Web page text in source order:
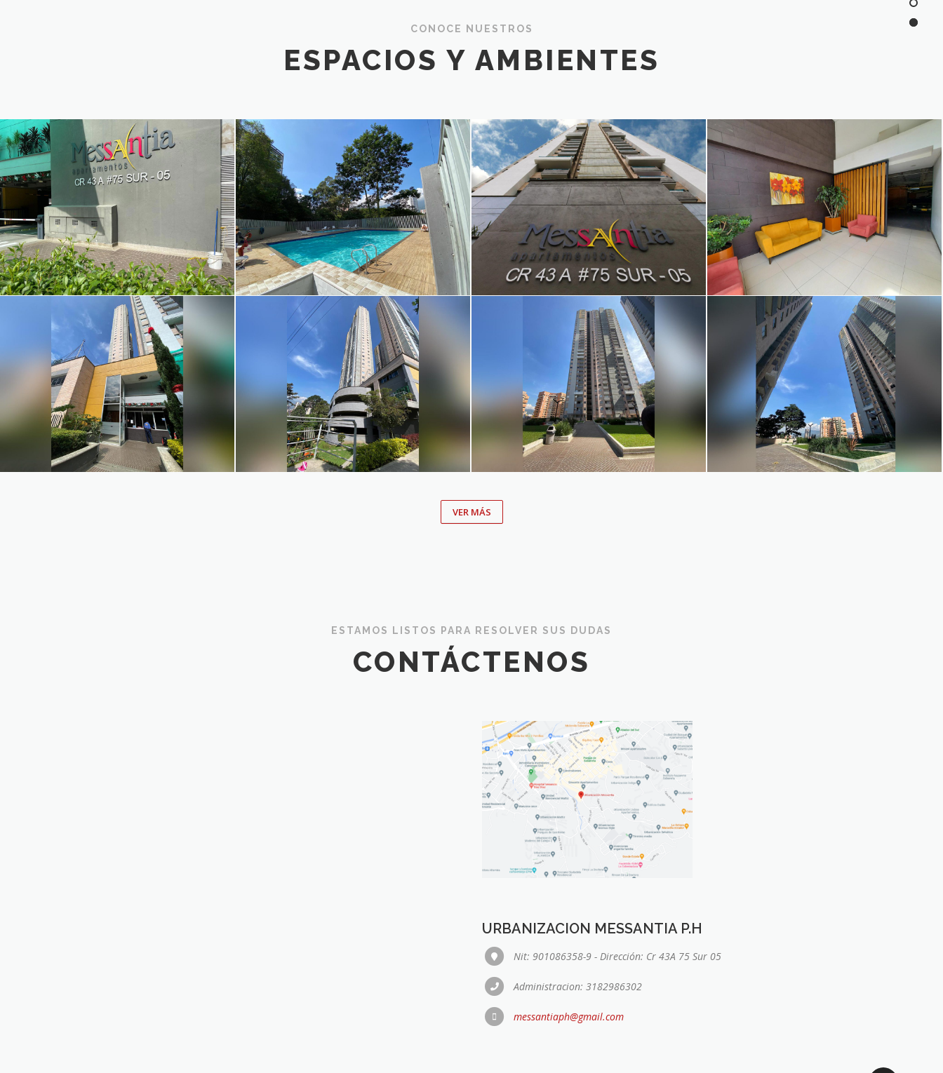
CONOCE NUESTROS
ESPACIOS Y AMBIENTES
VER MÁS
ESTAMOS LISTOS PARA RESOLVER SUS DUDAS
CONTÁCTENOS
URBANIZACION MESSANTIA P.H
Nit: 901086358-9 - Dirección: Cr 43A 75 Sur 05
Administracion: 3182986302
messantiaph@gmail.com